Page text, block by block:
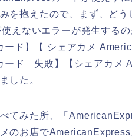
を抱えたので、まず、ど
えないエラーが発生する
ード】【 シェアカメ
ード 失敗】【シェアカメ
した。
てみた所、「
のお店で